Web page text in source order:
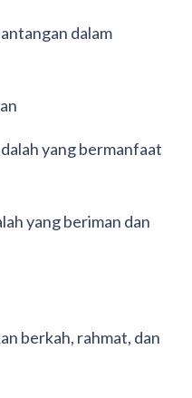
dalam
yang bermanfaat
yang beriman dan
berkah, rahmat, dan